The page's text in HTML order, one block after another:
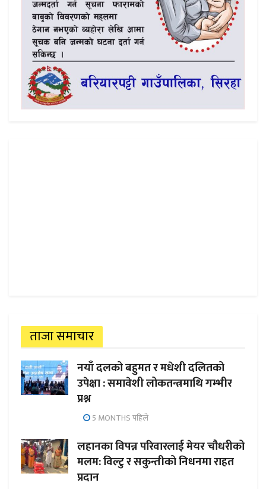
ताजा समाचार
नयाँ दलको बहुमत र मधेशी दलितको
उपेक्षा : समावेशी लोकतन्त्रमाथि गम्भीर
प्रश्न
5 MONTHS पहिले
लहानका विपन्न परिवारलाई मेयर चौधरीको
मलम: विल्टु र सकुन्तीको निधनमा राहत
प्रदान